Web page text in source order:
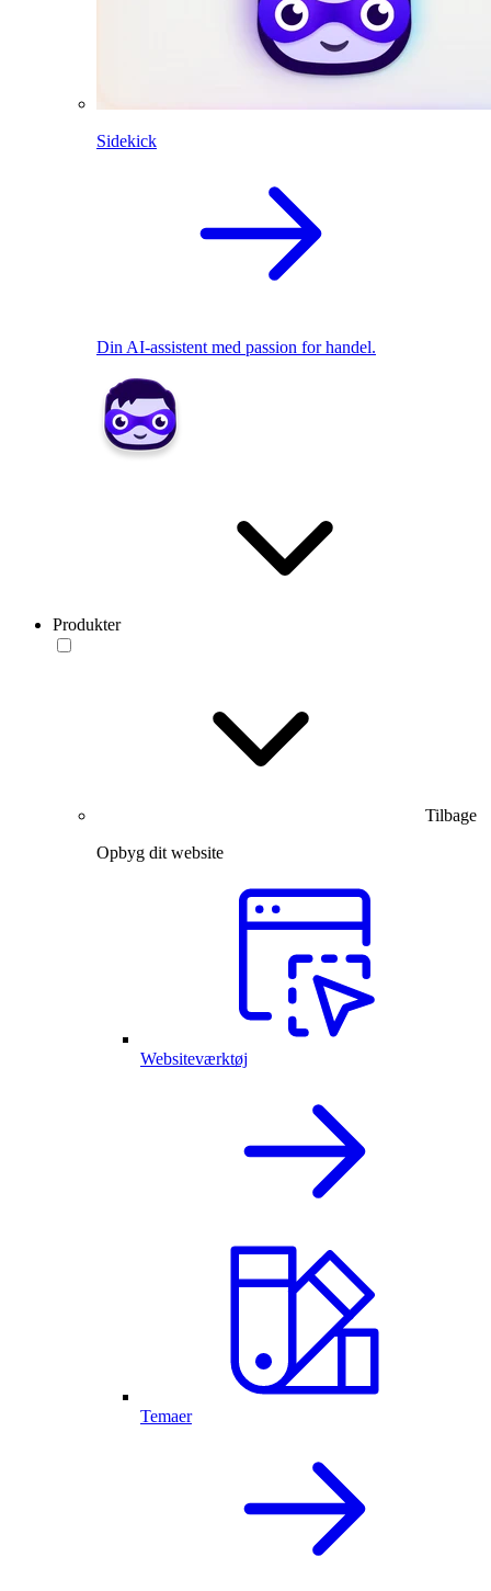
Sidekick
Din AI-assistent med passion for handel.
Produkter
Tilbage
Opbyg dit website
Websiteværktøj
Temaer